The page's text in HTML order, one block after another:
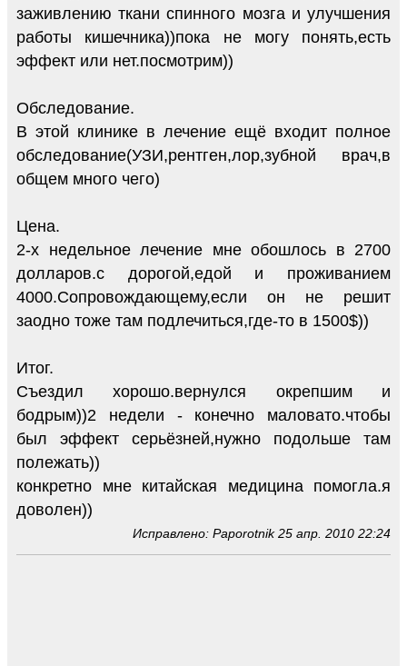
заживлению ткани спинного мозга и улучшения
работы кишечника))пока не могу понять,есть
эффект или нет.посмотрим))
Обследование.
В этой клинике в лечение ещё входит полное
обследование(УЗИ,рентген,лор,зубной врач,в
общем много чего)
Цена.
2-х недельное лечение мне обошлось в 2700
долларов.с дорогой,едой и проживанием
4000.Сопровождающему,если он не решит
заодно тоже там подлечиться,где-то в 1500$))
Итог.
Съездил хорошо.вернулся окрепшим и
бодрым))2 недели - конечно маловато.чтобы
был эффект серьёзней,нужно подольше там
полежать))
конкретно мне китайская медицина помогла.я
доволен))
Исправлено: Paporotnik 25 апр. 2010 22:24